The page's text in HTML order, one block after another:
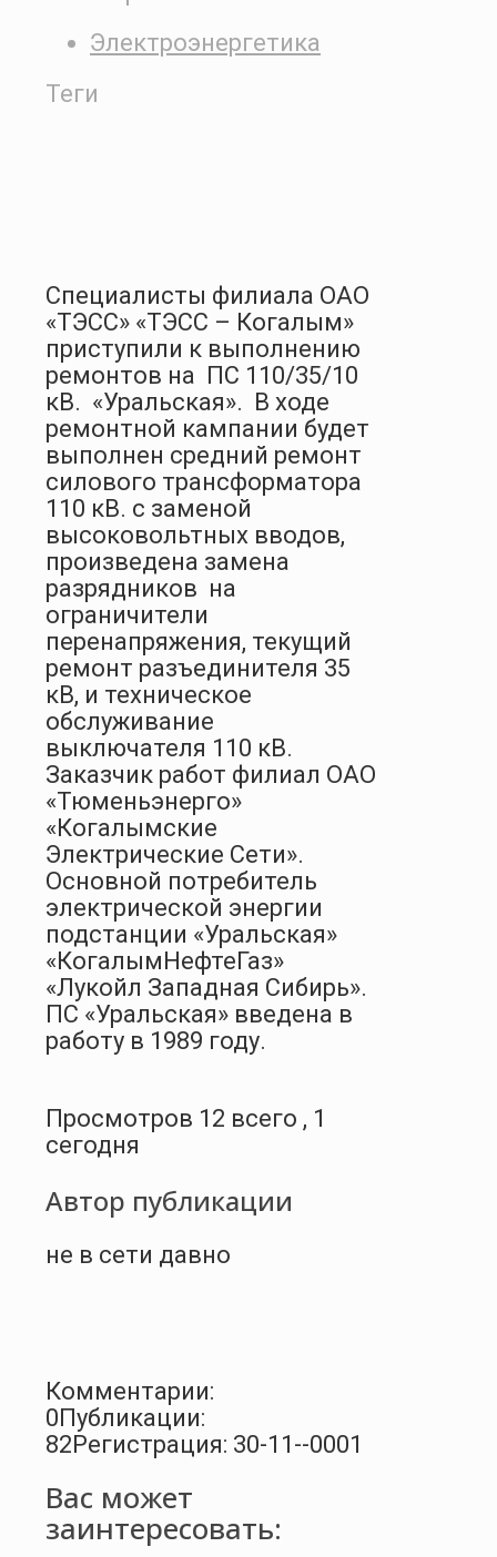
Электроэнергетика
Теги
Специалисты филиала ОАО
«ТЭСС» «ТЭСС – Когалым»
приступили к выполнению
ремонтов на ПС 110/35/10
кВ. «Уральская». В ходе
ремонтной кампании будет
выполнен средний ремонт
силового трансформатора
110 кВ. с заменой
высоковольтных вводов,
произведена замена
разрядников на
ограничители
перенапряжения, текущий
ремонт разъединителя 35
кВ, и техническое
обслуживание
выключателя 110 кВ.
Заказчик работ филиал ОАО
«Тюменьэнерго»
«Когалымские
Электрические Сети».
Основной потребитель
электрической энергии
подстанции «Уральская»
«КогалымНефтеГаз»
«Лукойл Западная Сибирь».
ПС «Уральская» введена в
работу в 1989 году.
Просмотров 12 всего , 1
сегодня
Автор публикации
не в сети давно
Комментарии:
0Публикации:
82Регистрация: 30-11--0001
Вас может
заинтересовать: